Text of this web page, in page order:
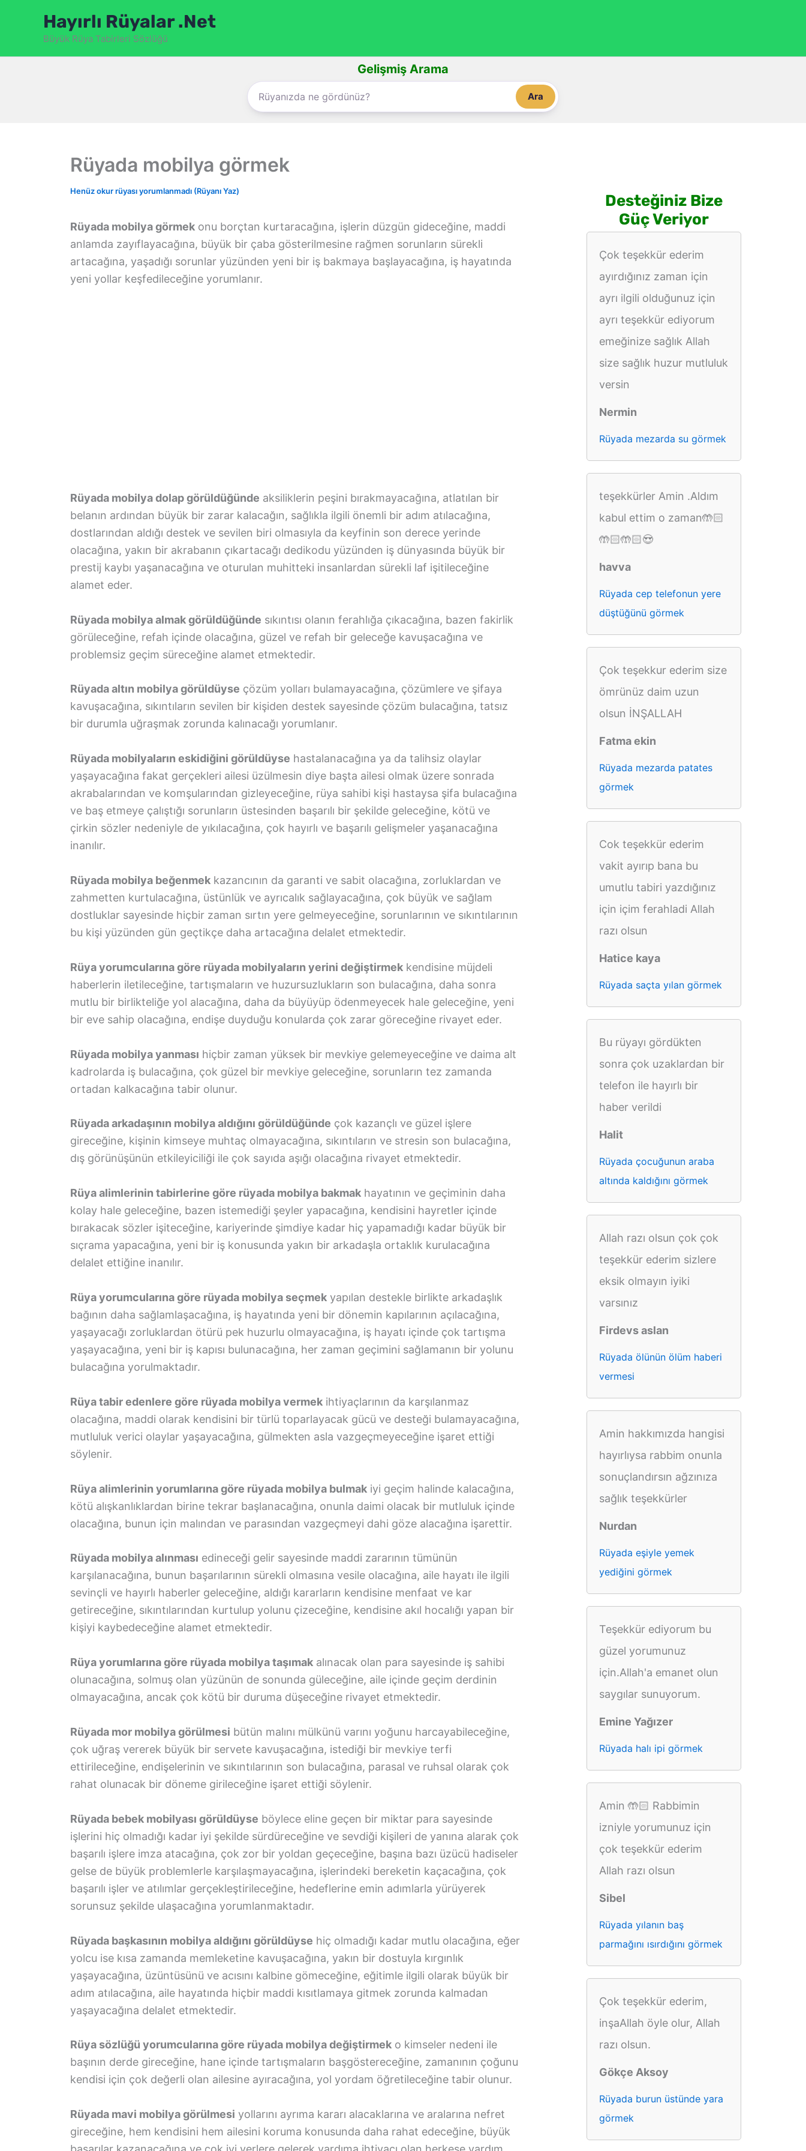
Hayırlı Rüyalar .Net
Büyük Rüya Tabirleri Sözlüğü
Gelişmiş Arama
Ara
Rüyada mobilya görmek
Henüz okur rüyası yorumlanmadı (Rüyanı Yaz)
Rüyada mobilya görmek onu borçtan kurtaracağına, işlerin düzgün gideceğine, maddi
anlamda zayıflayacağına, büyük bir çaba gösterilmesine rağmen sorunların sürekli
artacağına, yaşadığı sorunlar yüzünden yeni bir iş bakmaya başlayacağına, iş hayatında
yeni yollar keşfedileceğine yorumlanır.
Rüyada mobilya dolap görüldüğünde aksiliklerin peşini bırakmayacağına, atlatılan bir
belanın ardından büyük bir zarar kalacağın, sağlıkla ilgili önemli bir adım atılacağına,
dostlarından aldığı destek ve sevilen biri olmasıyla da keyfinin son derece yerinde
olacağına, yakın bir akrabanın çıkartacağı dedikodu yüzünden iş dünyasında büyük bir
prestij kaybı yaşanacağına ve oturulan muhitteki insanlardan sürekli laf işitileceğine
alamet eder.
Rüyada mobilya almak görüldüğünde sıkıntısı olanın ferahlığa çıkacağına, bazen fakirlik
görüleceğine, refah içinde olacağına, güzel ve refah bir geleceğe kavuşacağına ve
problemsiz geçim süreceğine alamet etmektedir.
Rüyada altın mobilya görüldüyse çözüm yolları bulamayacağına, çözümlere ve şifaya
kavuşacağına, sıkıntıların sevilen bir kişiden destek sayesinde çözüm bulacağına, tatsız
bir durumla uğraşmak zorunda kalınacağı yorumlanır.
Rüyada mobilyaların eskidiğini görüldüyse hastalanacağına ya da talihsiz olaylar
yaşayacağına fakat gerçekleri ailesi üzülmesin diye başta ailesi olmak üzere sonrada
akrabalarından ve komşularından gizleyeceğine, rüya sahibi kişi hastaysa şifa bulacağına
ve baş etmeye çalıştığı sorunların üstesinden başarılı bir şekilde geleceğine, kötü ve
çirkin sözler nedeniyle de yıkılacağına, çok hayırlı ve başarılı gelişmeler yaşanacağına
inanılır.
Rüyada mobilya beğenmek kazancının da garanti ve sabit olacağına, zorluklardan ve
zahmetten kurtulacağına, üstünlük ve ayrıcalık sağlayacağına, çok büyük ve sağlam
dostluklar sayesinde hiçbir zaman sırtın yere gelmeyeceğine, sorunlarının ve sıkıntılarının
bu kişi yüzünden gün geçtikçe daha artacağına delalet etmektedir.
Rüya yorumcularına göre rüyada mobilyaların yerini değiştirmek kendisine müjdeli
haberlerin iletileceğine, tartışmaların ve huzursuzlukların son bulacağına, daha sonra
mutlu bir birlikteliğe yol alacağına, daha da büyüyüp ödenmeyecek hale geleceğine, yeni
bir eve sahip olacağına, endişe duyduğu konularda çok zarar göreceğine rivayet eder.
Rüyada mobilya yanması hiçbir zaman yüksek bir mevkiye gelemeyeceğine ve daima alt
kadrolarda iş bulacağına, çok güzel bir mevkiye geleceğine, sorunların tez zamanda
ortadan kalkacağına tabir olunur.
Rüyada arkadaşının mobilya aldığını görüldüğünde çok kazançlı ve güzel işlere
gireceğine, kişinin kimseye muhtaç olmayacağına, sıkıntıların ve stresin son bulacağına,
dış görünüşünün etkileyiciliği ile çok sayıda aşığı olacağına rivayet etmektedir.
Rüya alimlerinin tabirlerine göre rüyada mobilya bakmak hayatının ve geçiminin daha
kolay hale geleceğine, bazen istemediği şeyler yapacağına, kendisini hayretler içinde
bırakacak sözler işiteceğine, kariyerinde şimdiye kadar hiç yapamadığı kadar büyük bir
sıçrama yapacağına, yeni bir iş konusunda yakın bir arkadaşla ortaklık kurulacağına
delalet ettiğine inanılır.
Rüya yorumcularına göre rüyada mobilya seçmek yapılan destekle birlikte arkadaşlık
bağının daha sağlamlaşacağına, iş hayatında yeni bir dönemin kapılarının açılacağına,
yaşayacağı zorluklardan ötürü pek huzurlu olmayacağına, iş hayatı içinde çok tartışma
yaşayacağına, yeni bir iş kapısı bulunacağına, her zaman geçimini sağlamanın bir yolunu
bulacağına yorulmaktadır.
Rüya tabir edenlere göre rüyada mobilya vermek ihtiyaçlarının da karşılanmaz
olacağına, maddi olarak kendisini bir türlü toparlayacak gücü ve desteği bulamayacağına,
mutluluk verici olaylar yaşayacağına, gülmekten asla vazgeçmeyeceğine işaret ettiği
söylenir.
Rüya alimlerinin yorumlarına göre rüyada mobilya bulmak iyi geçim halinde kalacağına,
kötü alışkanlıklardan birine tekrar başlanacağına, onunla daimi olacak bir mutluluk içinde
olacağına, bunun için malından ve parasından vazgeçmeyi dahi göze alacağına işarettir.
Rüyada mobilya alınması edineceği gelir sayesinde maddi zararının tümünün
karşılanacağına, bunun başarılarının sürekli olmasına vesile olacağına, aile hayatı ile ilgili
sevinçli ve hayırlı haberler geleceğine, aldığı kararların kendisine menfaat ve kar
getireceğine, sıkıntılarından kurtulup yolunu çizeceğine, kendisine akıl hocalığı yapan bir
kişiyi kaybedeceğine alamet etmektedir.
Rüya yorumlarına göre rüyada mobilya taşımak alınacak olan para sayesinde iş sahibi
olunacağına, solmuş olan yüzünün de sonunda güleceğine, aile içinde geçim derdinin
olmayacağına, ancak çok kötü bir duruma düşeceğine rivayet etmektedir.
Rüyada mor mobilya görülmesi bütün malını mülkünü varını yoğunu harcayabileceğine,
çok uğraş vererek büyük bir servete kavuşacağına, istediği bir mevkiye terfi
ettirileceğine, endişelerinin ve sıkıntılarının son bulacağına, parasal ve ruhsal olarak çok
rahat olunacak bir döneme girileceğine işaret ettiği söylenir.
Rüyada bebek mobilyası görüldüyse böylece eline geçen bir miktar para sayesinde
işlerini hiç olmadığı kadar iyi şekilde sürdüreceğine ve sevdiği kişileri de yanına alarak çok
başarılı işlere imza atacağına, çok zor bir yoldan geçeceğine, başına bazı üzücü hadiseler
gelse de büyük problemlerle karşılaşmayacağına, işlerindeki bereketin kaçacağına, çok
başarılı işler ve atılımlar gerçekleştirileceğine, hedeflerine emin adımlarla yürüyerek
sorunsuz şekilde ulaşacağına yorumlanmaktadır.
Rüyada başkasının mobilya aldığını görüldüyse hiç olmadığı kadar mutlu olacağına, eğer
yolcu ise kısa zamanda memleketine kavuşacağına, yakın bir dostuyla kırgınlık
yaşayacağına, üzüntüsünü ve acısını kalbine gömeceğine, eğitimle ilgili olarak büyük bir
adım atılacağına, aile hayatında hiçbir maddi kısıtlamaya gitmek zorunda kalmadan
yaşayacağına delalet etmektedir.
Rüya sözlüğü yorumcularına göre rüyada mobilya değiştirmek o kimseler nedeni ile
başının derde gireceğine, hane içinde tartışmaların başgöstereceğine, zamanının çoğunu
kendisi için çok değerli olan ailesine ayıracağına, yol yordam öğretileceğine tabir olunur.
Rüyada mavi mobilya görülmesi yollarını ayrıma kararı alacaklarına ve aralarına nefret
gireceğine, hem kendisini hem ailesini koruma konusunda daha rahat edeceğine, büyük
Desteğiniz Bize
Güç Veriyor
Çok teşekkür ederim
ayırdığınız zaman için
ayrı ilgili olduğunuz için
ayrı teşekkür ediyorum
emeğinize sağlık Allah
size sağlık huzur mutluluk
versin
Nermin
Rüyada mezarda su görmek
teşekkürler Amin .Aldım
kabul ettim o zaman🤲🏻
🤲🏻🤲🏻😍
havva
Rüyada cep telefonun yere
düştüğünü görmek
Çok teşekkur ederim size
ömrünüz daim uzun
olsun İNŞALLAH
Fatma ekin
Rüyada mezarda patates
görmek
Cok teşekkür ederim
vakit ayırıp bana bu
umutlu tabiri yazdığınız
için içim ferahladi Allah
razı olsun
Hatice kaya
Rüyada saçta yılan görmek
Bu rüyayı gördükten
sonra çok uzaklardan bir
telefon ile hayırlı bir
haber verildi
Halit
Rüyada çocuğunun araba
altında kaldığını görmek
Allah razı olsun çok çok
teşekkür ederim sizlere
eksik olmayın iyiki
varsınız
Firdevs aslan
Rüyada ölünün ölüm haberi
vermesi
Amin hakkımızda hangisi
hayırlıysa rabbim onunla
sonuçlandırsın ağzınıza
sağlık teşekkürler
Nurdan
Rüyada eşiyle yemek
yediğini görmek
Teşekkür ediyorum bu
güzel yorumunuz
için.Allah'a emanet olun
saygılar sunuyorum.
Emine Yağızer
Rüyada halı ipi görmek
Amin 🤲🏻 Rabbimin
izniyle yorumunuz için
çok teşekkür ederim
Allah razı olsun
Sibel
Rüyada yılanın baş
parmağını ısırdığını görmek
Çok teşekkür ederim,
inşaAllah öyle olur, Allah
razı olsun.
Gökçe Aksoy
Rüyada burun üstünde yara
görmek